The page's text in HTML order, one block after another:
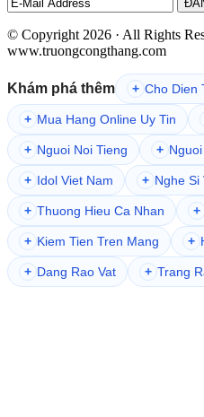
© Copyright 2026 · All Rights
www.truongcongthang.com
Khám phá thêm + Cho Dien
+ Mua Hang Online Uy Tin
+ Nguoi Noi Tieng +
+ Idol Viet Nam + Nghe Si
+ Thuong Hieu Ca Nhan +
+ Kiem Tien Tren Mang +
+ Dang Rao Vat + Trang